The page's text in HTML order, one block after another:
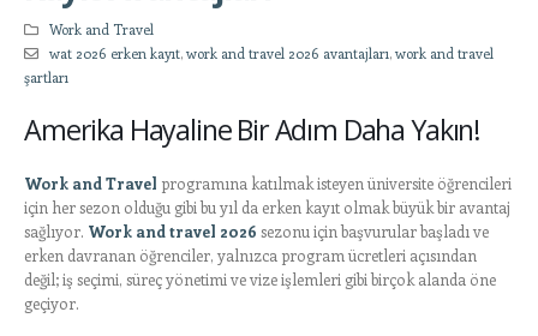
Work and Travel
wat 2026 erken kayıt,work and travel 2026 avantajları,work and travel
şartları
Amerika Hayaline Bir Adım Daha Yakın!
Work and Travel programına katılmak isteyen üniversite öğrencileri
için her sezon olduğu gibi bu yıl da erken kayıt olmak büyük bir avantaj
sağlıyor. Work and travel 2026 sezonu için başvurular başladı ve
erken davranan öğrenciler, yalnızca program ücretleri açısından
değil; iş seçimi, süreç yönetimi ve vize işlemleri gibi birçok alanda öne
geçiyor.